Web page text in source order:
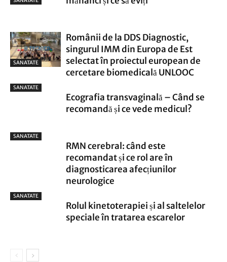
SANATATE
Românii de la DDS Diagnostic,
singurul IMM din Europa de Est
selectat în proiectul european de
cercetare biomedicală UNLOOC
SANATATE
Ecografia transvaginală – Când se
recomandă și ce vede medicul?
SANATATE
RMN cerebral: când este
recomandat și ce rol are în
diagnosticarea afecțiunilor
neurologice
SANATATE
Rolul kinetoterapiei și al saltelelor
speciale în tratarea escarelor